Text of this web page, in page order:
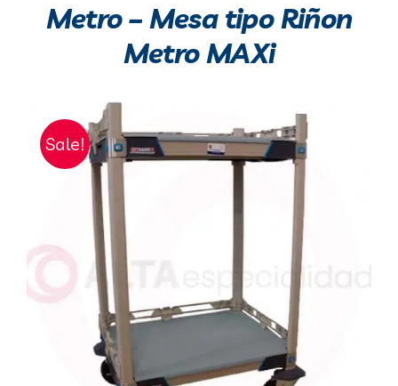
Metro – Mesa tipo Riñon
Metro MAXi
Sale!